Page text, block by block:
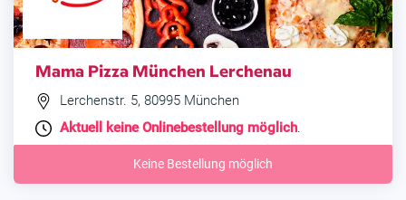
Mama Pizza München Lerchenau
Lerchenstr. 5, 80995 München
Aktuell keine Onlinebestellung möglich.
Keine Bestellung möglich